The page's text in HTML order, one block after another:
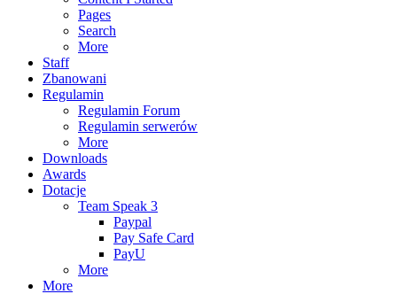
Pages
Search
More
Staff
Zbanowani
Regulamin
Regulamin Forum
Regulamin serwerów
More
Downloads
Awards
Dotacje
Team Speak 3
Paypal
Pay Safe Card
PayU
More
More